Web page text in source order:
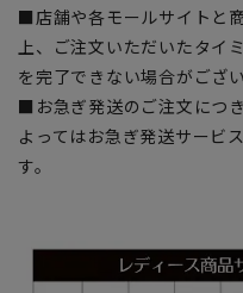
■店舗や各モールサイトと
上、ご注文いただいたタイ
を完了できない場合がござ
■お急ぎ発送のご注文につ
よってはお急ぎ発送サービ
す。